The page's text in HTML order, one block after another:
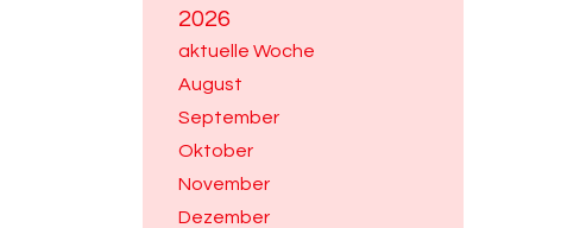
2026
aktuelle Woche
August
September
Oktober
November
Dezember